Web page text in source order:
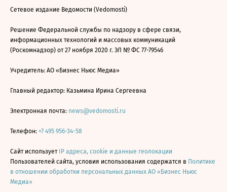
Сетевое издание Ведомости (Vedomosti)
Решение Федеральной службы по надзору в сфере связи,
информационных технологий и массовых коммуникаций
(Роскомнадзор) от 27 ноября 2020 г. ЭЛ № ФС 77-79546
Учредитель: АО «Бизнес Ньюс Медиа»
Главный редактор: Казьмина Ирина Сергеевна
Электронная почта: news@vedomosti.ru
Телефон: +7 495 956-34-58
Сайт использует IP адреса, cookie и данные геолокации
Пользователей сайта, условия использования содержатся в Политике
в отношении обработки персональных данных АО «Бизнес Ньюс
Медиа»